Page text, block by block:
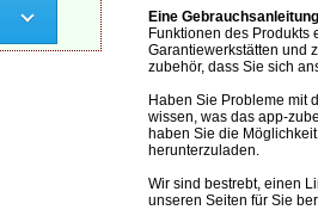
Eine
Funktionen des Produkts
Garantiewerkstätten und
zubehör, dass Sie sich
Haben Sie Probleme mit
wissen, was das app-
haben Sie die
herunterzuladen.
Wir sind bestrebt, einen
unseren Seiten für Sie